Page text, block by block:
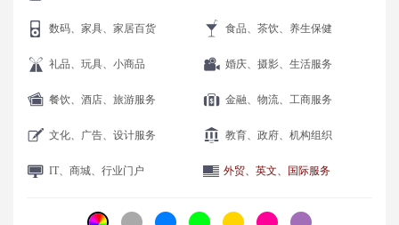
数码、家具、家居百货 食品、茶饮、养生保健
礼品、玩具、小商品 婚庆、摄影、生活服务
餐饮、酒店、旅游服务 金融、物流、工商服务
文化、广告、设计服务 教育、政府、机构组织
IT、商城、行业门户 外贸、英文、国际服务